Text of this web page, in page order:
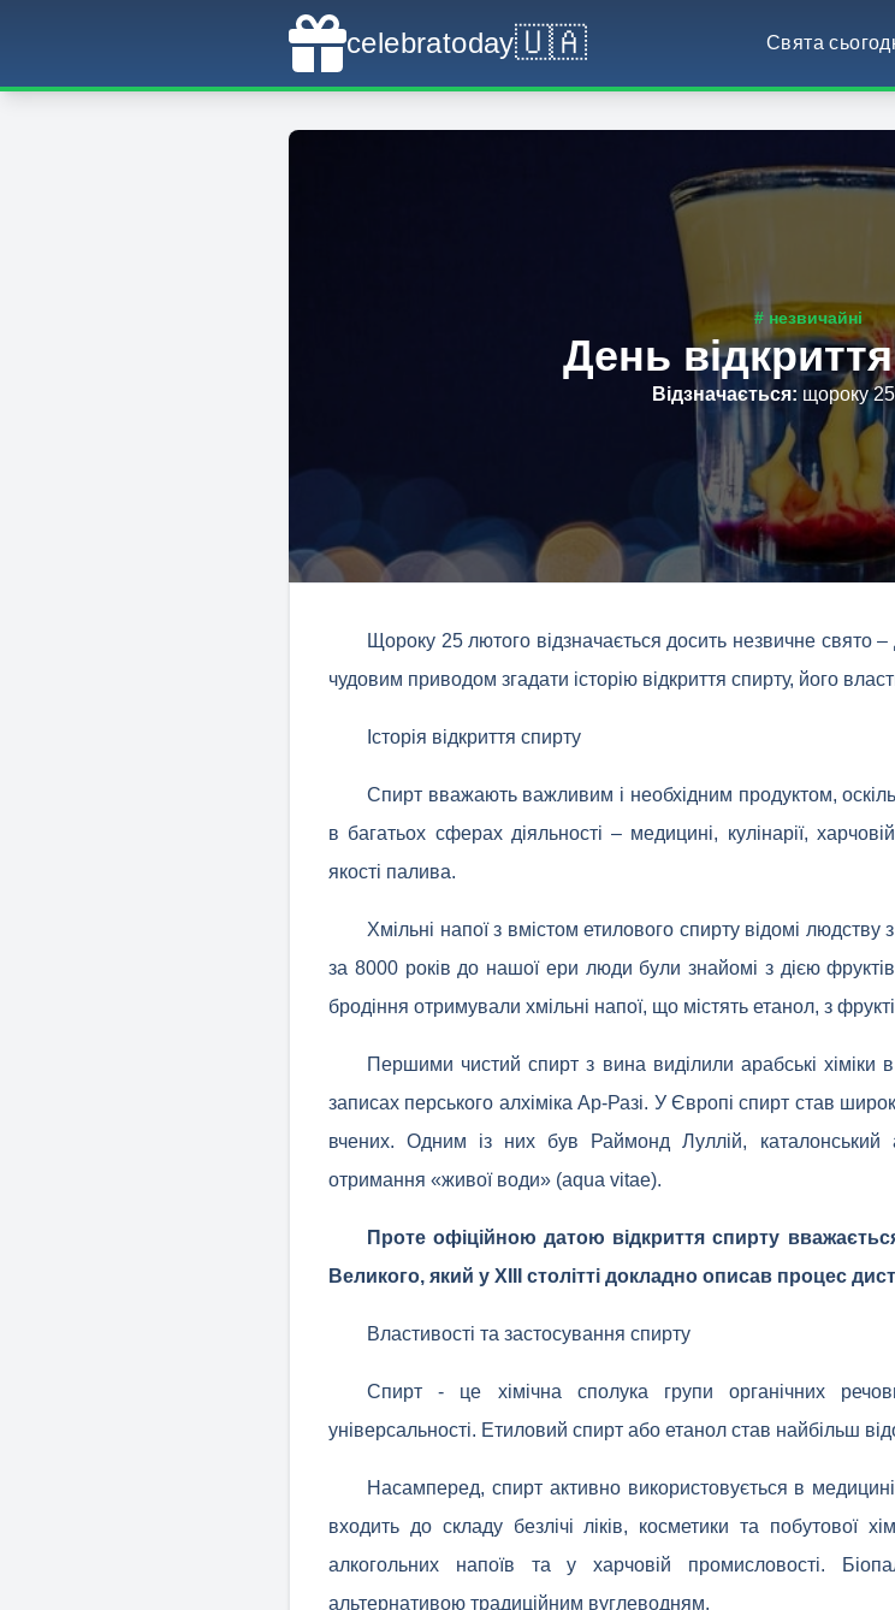
celebratoday🇺🇦 Свята
# незвичайні
День
Відзначається: щороку
Щороку 25 лютого відзначається досить незвичне свято
чудовим приводом згадати історію відкриття спирту, його
Історія відкриття спирту
Спирт вважають важливим і необхідним продуктом,
в багатьох сферах діяльності – медицині, кулінарії,
якості палива.
Хмільні напої з вмістом етилового спирту відомі
за 8000 років до нашої ери люди були знайомі з дією
бродіння отримували хмільні напої, що містять етанол, з
Першими чистий спирт з вина виділили арабські хіміки
записах перського алхіміка Ар-Разі. У Європі спирт став
вчених. Одним із них був Раймонд Луллій, каталонський
отримання «живої води» (aqua vitae).
Проте офіційною датою відкриття спирту
Великого, який у XIII столітті докладно описав процес
Властивості та застосування спирту
Спирт - це хімічна сполука групи органічних
універсальності. Етиловий спирт або етанол став найбільш
Насамперед, спирт активно використовується в
входить до складу безлічі ліків, косметики та побутової
алкогольних напоїв та у харчовій промисловості.
альтернативою традиційним вуглеводням.